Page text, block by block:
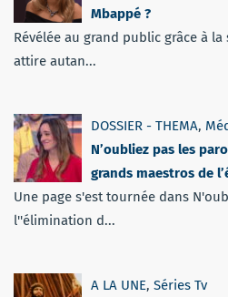
Mbappé ?
Révélée au grand public grâce à
attire autan...
DOSSIER - THEMA,
N’oubliez pas les
grands maestros de
Une page s'est tournée dans
l''élimination d...
A LA UNE, Séries Tv